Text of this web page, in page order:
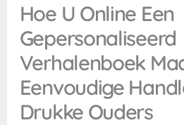
Hoe U Online Een
Gepersonaliseerd
Verhalenboek
Eenvoudige
Drukke Ouders